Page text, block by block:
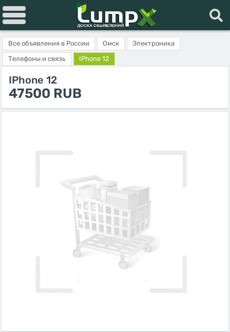
Все объявления в России Омск
Электроника
Телефоны и связь
IPhone 12
IPhone 12
47500 RUB